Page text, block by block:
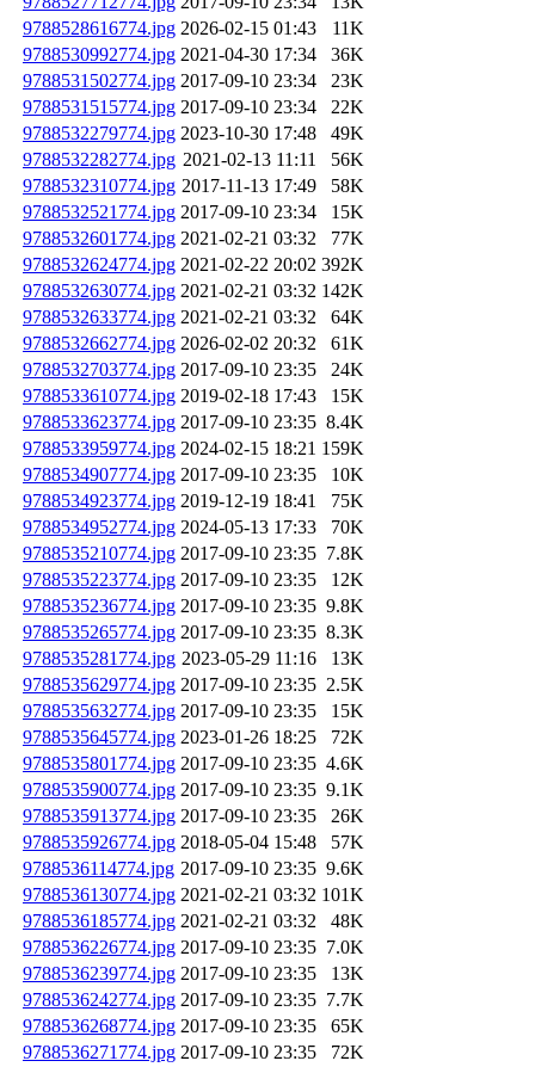
9788528616774.jpg 2026-02-15 01:43
11K
9788530992774.jpg 2021-04-30 17:34
36K
9788531502774.jpg 2017-09-10 23:34
23K
9788531515774.jpg 2017-09-10 23:34
22K
9788532279774.jpg 2023-10-30 17:48
49K
9788532282774.jpg 2021-02-13 11:11
56K
9788532310774.jpg 2017-11-13 17:49
58K
9788532521774.jpg 2017-09-10 23:34
15K
9788532601774.jpg 2021-02-21 03:32
77K
9788532624774.jpg 2021-02-22 20:02 392K
9788532630774.jpg 2021-02-21 03:32 142K
9788532633774.jpg 2021-02-21 03:32
64K
9788532662774.jpg 2026-02-02 20:32
61K
9788532703774.jpg 2017-09-10 23:35
24K
9788533610774.jpg 2019-02-18 17:43
15K
9788533623774.jpg 2017-09-10 23:35 8.4K
9788533959774.jpg 2024-02-15 18:21 159K
9788534907774.jpg 2017-09-10 23:35
10K
9788534923774.jpg 2019-12-19 18:41
75K
9788534952774.jpg 2024-05-13 17:33
70K
9788535210774.jpg 2017-09-10 23:35 7.8K
9788535223774.jpg 2017-09-10 23:35
12K
9788535236774.jpg 2017-09-10 23:35 9.8K
9788535265774.jpg 2017-09-10 23:35 8.3K
9788535281774.jpg 2023-05-29 11:16
13K
9788535629774.jpg 2017-09-10 23:35 2.5K
9788535632774.jpg 2017-09-10 23:35
15K
9788535645774.jpg 2023-01-26 18:25
72K
9788535801774.jpg 2017-09-10 23:35 4.6K
9788535900774.jpg 2017-09-10 23:35 9.1K
9788535913774.jpg 2017-09-10 23:35
26K
9788535926774.jpg 2018-05-04 15:48
57K
9788536114774.jpg 2017-09-10 23:35 9.6K
9788536130774.jpg 2021-02-21 03:32 101K
9788536185774.jpg 2021-02-21 03:32
48K
9788536226774.jpg 2017-09-10 23:35 7.0K
9788536239774.jpg 2017-09-10 23:35
13K
9788536242774.jpg 2017-09-10 23:35 7.7K
9788536268774.jpg 2017-09-10 23:35
65K
9788536271774.jpg 2017-09-10 23:35
72K